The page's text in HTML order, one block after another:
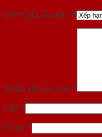
Đánh giá của bạn *
Nhận xét của bạn *
Tên *
Email *